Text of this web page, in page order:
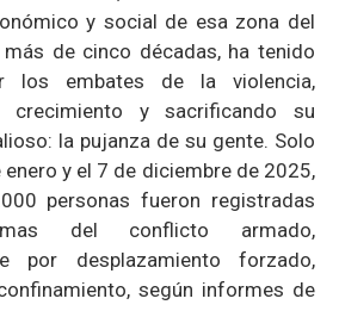
y social de esa zona del
de cinco décadas, ha tenido
los embates de la violencia,
crecimiento y sacrificando su
la pujanza de su gente. Solo
y el 7 de diciembre de 2025,
personas fueron registradas
del conflicto armado,
por desplazamiento forzado,
según informes de